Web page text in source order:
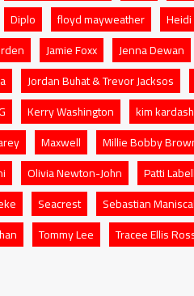
Diplo floyd mayweather
Jamie Foxx Jenna Dewan
Jordan Buhat & Trevor Jacksos
Kerry Washington kim
Maxwell Millie Bobby
Olivia Newton-John Patti
Seacrest
Sebastian
Tommy Lee Tracee Ellis